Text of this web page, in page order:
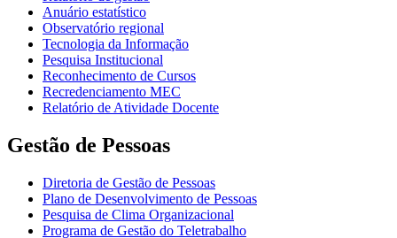
Anuário estatístico
Observatório regional
Tecnologia da Informação
Pesquisa Institucional
Reconhecimento de Cursos
Recredenciamento MEC
Relatório de Atividade Docente
Gestão de Pessoas
Diretoria de Gestão de Pessoas
Plano de Desenvolvimento de Pessoas
Pesquisa de Clima Organizacional
Programa de Gestão do Teletrabalho